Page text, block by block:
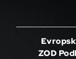
ZOD